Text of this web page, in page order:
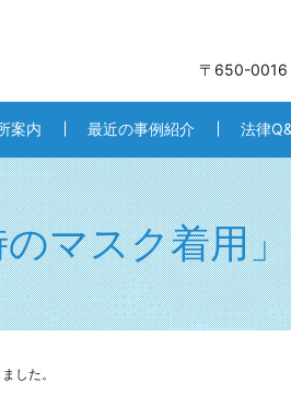
〒650-0016
案内 最近の事例紹介 法律
マスク着用
した。